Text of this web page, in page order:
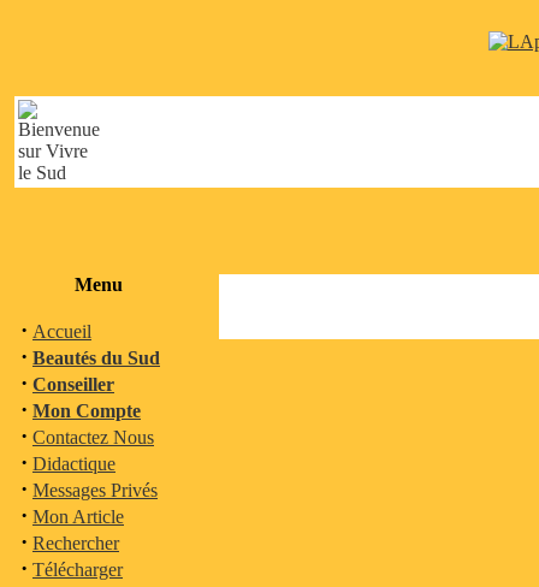
Menu
· Accueil
· Beautés du Sud
· Conseiller
· Mon Compte
· Contactez Nous
· Didactique
· Messages Privés
· Mon Article
· Rechercher
· Télécharger